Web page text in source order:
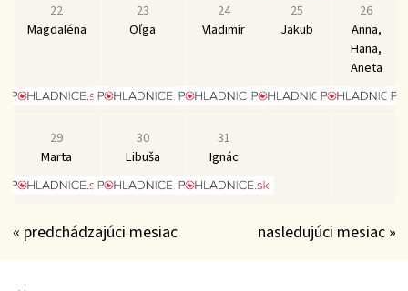
22
Magdaléna
23
Oľga
24
Vladimír
25
Jakub
26
Anna,
Hana,
Aneta
29
Marta
30
Libuša
31
Ignác
« predchádzajúci mesiac nasledujúci mesiac »